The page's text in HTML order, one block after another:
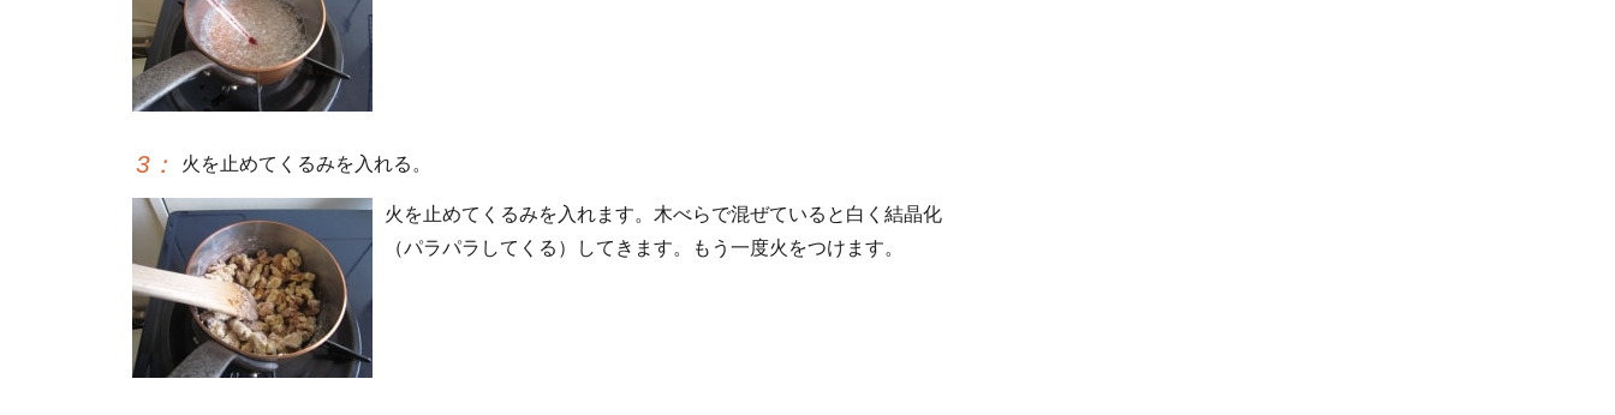
3 ： 火を止めてくるみを入れる。
火を止めてくるみを入れます。木べらで混ぜていると白く結晶化
（パラパラしてくる）してきます。もう一度火をつけます。